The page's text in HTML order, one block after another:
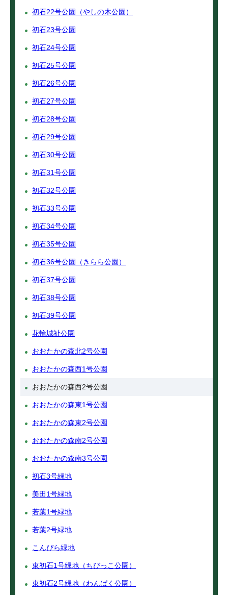
初石22号公園（やしの木公園）
初石23号公園
初石24号公園
初石25号公園
初石26号公園
初石27号公園
初石28号公園
初石29号公園
初石30号公園
初石31号公園
初石32号公園
初石33号公園
初石34号公園
初石35号公園
初石36号公園（きらら公園）
初石37号公園
初石38号公園
初石39号公園
花輪城祉公園
おおたかの森北2号公園
おおたかの森西1号公園
おおたかの森西2号公園
おおたかの森東1号公園
おおたかの森東2号公園
おおたかの森南2号公園
おおたかの森南3号公園
初石3号緑地
美田1号緑地
若葉1号緑地
若葉2号緑地
こんぴら緑地
東初石1号緑地（ちびっこ公園）
東初石2号緑地（わんぱく公園）